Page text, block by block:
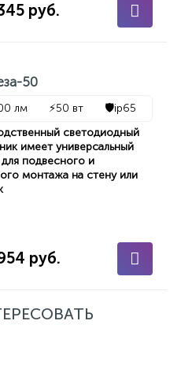
руб.
50
лм ⚡50 вт 🛡️ip65
светодиодный
имеет универсальный
подвесного и
монтажа на стену или
руб.